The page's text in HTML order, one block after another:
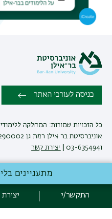
כניסה לעורכי האתר
כל הזכויות שמורות: המחלקה ללימודי
03-6354941 |
יצירת קשר
אגף תקשוב, אוניברסיטת בר-
אקדימה בר-אילן
מתעניינים
התקשר/י